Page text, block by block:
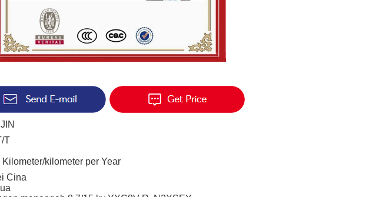
T
Kilometer/kilometer per Year
Cina